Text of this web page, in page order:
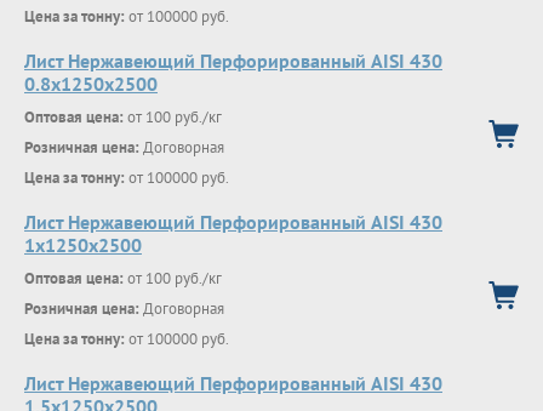
Цена за тонну: от 100000 руб.
Лист Нержавеющий Перфорированный AISI 430
0.8х1250х2500
Оптовая цена: от 100 руб./кг
Розничная цена: Договорная
Цена за тонну: от 100000 руб.
Лист Нержавеющий Перфорированный AISI 430
1х1250х2500
Оптовая цена: от 100 руб./кг
Розничная цена: Договорная
Цена за тонну: от 100000 руб.
Лист Нержавеющий Перфорированный AISI 430
1.5х1250х2500